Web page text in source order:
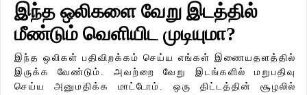
இந்த ஒலிகளை வேறு இடத்தில்
மீண்டும் வெளியிட முடியுமா?
இந்த ஒலிகள் பதிவிறக்கம் செய்ய எங்கள் இணையதளத்தில்
இருக்க வேண்டும். அவற்றை வேறு இடங்களில் மறுபதிவு
செய்ய அனுமதிக்க மாட்டோம். ஒரு திட்டத்தின் சூழலில்